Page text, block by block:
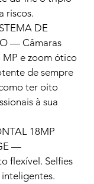
riscos.
DE
— Câmaras
MP e zoom ótico
de sempre
ter oito
à sua
18MP
—
flexível. Selfies